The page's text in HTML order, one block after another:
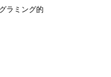
ラミング的